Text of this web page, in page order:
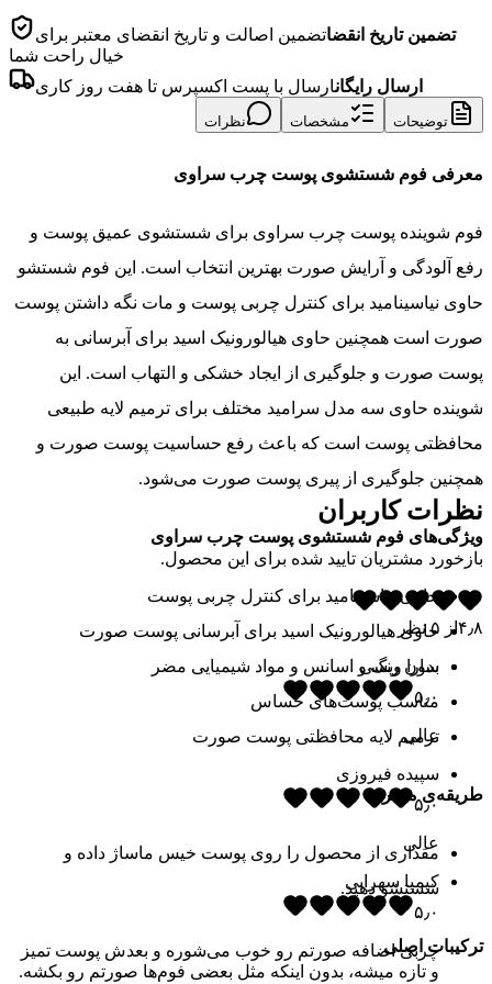
تضمین تاریخ انقضاتضمین اصالت و تاریخ انقضای معتبر برای
خیال راحت شما
ارسال رایگانارسال با پست اکسپرس تا هفت روز کاری
توضیحات مشخصات نظرات
معرفی فوم شستشوی پوست چرب سراوی
فوم شوینده پوست چرب سراوی برای شستشوی عمیق پوست و
رفع آلودگی و آرایش صورت بهترین انتخاب است. این فوم شستشو
حاوی نیاسینامید برای کنترل چربی پوست و مات نگه داشتن پوست
صورت است همچنین حاوی هیالورونیک اسید برای آبرسانی به
پوست صورت و جلوگیری از ایجاد خشکی و التهاب است. این
شوینده حاوی سه مدل سرامید مختلف برای ترمیم لایه طبیعی
محافظتی پوست است که باعث رفع حساسیت پوست صورت و
همچنین جلوگیری از پیری پوست صورت می‌شود.
ویژگی‌های فوم شستشوی پوست چرب سراوی
حاوی نیاسینامید برای کنترل چربی پوست
حاوی هیالورونیک اسید برای آبرسانی پوست صورت
بدون رنگ و اسانس و مواد شیمیایی مضر
مناسب پوست‌های حساس
ترمیم لایه محافظتی پوست صورت
طریقه‌ی مصرف
مقداری از محصول را روی پوست خیس ماساژ داده و
شستشو دهید.
ترکیبات اصلی
نظرات کاربران
بازخورد مشتریان تایید شده برای این محصول.
۴٫۸از ۵نظر
سارا ویسی
۵٫۰
عالی
سپیده فیروزی
۵٫۰
عالی
کیمیا سهرابی
۵٫۰
چربی اضافه صورتم رو خوب می‌شوره و بعدش پوست تمیز
و تازه میشه، بدون اینکه مثل بعضی فوم‌ها صورتم رو بکشه.